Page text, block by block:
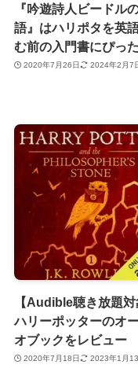
『吟遊詩人ビードル
語』はハリポタを英
む前の入門書にぴっ
2020年7月26日 2024年2月7
【Audible聴き放題対
ハリーポッターのオ
オブックをレビュー
2020年7月18日 2023年1月